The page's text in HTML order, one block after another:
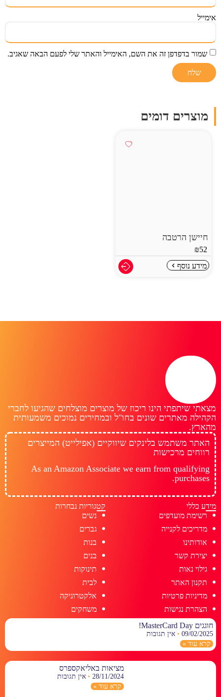
אימייל
שמור בדפדפן זה את השם, האימייל והאתר שלי לפעם הבאה שאגיב.
מוצרים דומים
חיישן הרטבה
₪52
מידע נוסף
מצאתי שיתפתי הינו ריכוז של מוצרים מוצלחים שהגיעו לחברי
הקהילה מאתרים שונים בחו"ל ובמחירים נמוכים משמעותית
מהארץ.
האתר משתמש בלינקים שיווקיים (אפילייט) המייצרים
רווחים מרכישות
As an Amazon Associate we earn from qualifying
purchases.
מידע כללי
רשימת מועדפים
מדריכים לקנייה
אודותינו
יצירת קשר
גילוי נאות
תקנון האתר
מדיניות פרטיות
הצהרת נגישות
קטגוריות נבחרות
נשים
גברים
בנות
בנים
תינוקות
לבית
אלקטרוניקה
משחקים
חוגגים MasterCard Day!
09/02/2025
אין תגובות
קרא עוד »
מציאות באליאקספרס
28/11/2024
אין תגובות
קרא עוד »